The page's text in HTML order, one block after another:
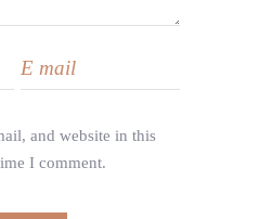
and website in this
I comment.